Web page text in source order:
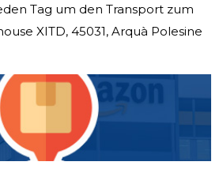
Tag um den Transport zum
XITD, 45031, Arquà Polesine